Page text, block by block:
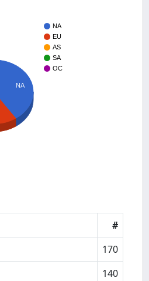
NA
EU
AS
SA
OC
NA
#
170
140